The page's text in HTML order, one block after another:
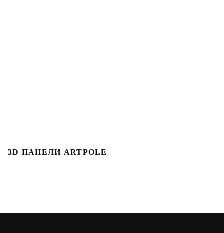
3D ПАНЕЛИ ARTPOLE